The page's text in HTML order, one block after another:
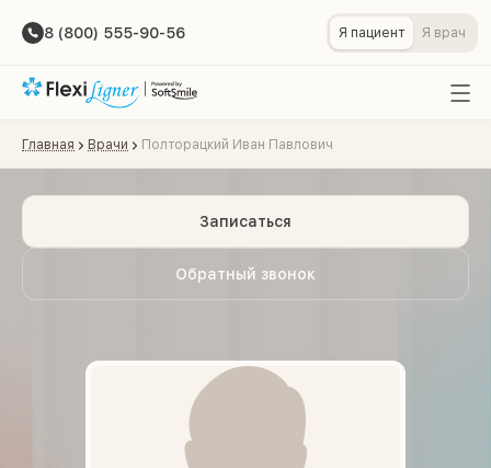
8 (800) 555-90-56 Я пациент Я врач
Главная Врачи Полторацкий Иван Павлович
Обратный звонок
Записаться